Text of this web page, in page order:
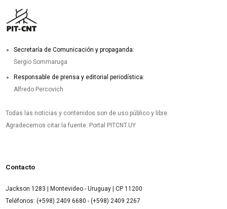
Secretaría de Comunicación y propaganda:
Sergio Sommaruga
Responsable de prensa y editorial periodística:
Alfredo Percovich
Todas las noticias y contenidos son de uso público y libre.
Agradecemos citar la fuente: Portal PITCNT.UY
Contacto
Jackson 1283 | Montevideo - Uruguay | CP 11200
Teléfonos: (+598) 2409 6680 - (+598) 2409 2267